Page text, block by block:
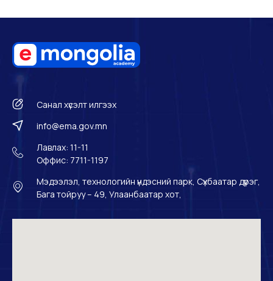
Санал хүсэлт илгээх
info@ema.gov.mn
Лавлах: 11-11
Оффис: 7711-1197
Мэдээлэл, технологийн үндэсний парк, Сүхбаатар дүүрэг,
Бага тойруу – 49, Улаанбаатар хот,